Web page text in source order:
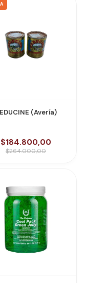
(Avería)
$184.800,00
$264.000,00